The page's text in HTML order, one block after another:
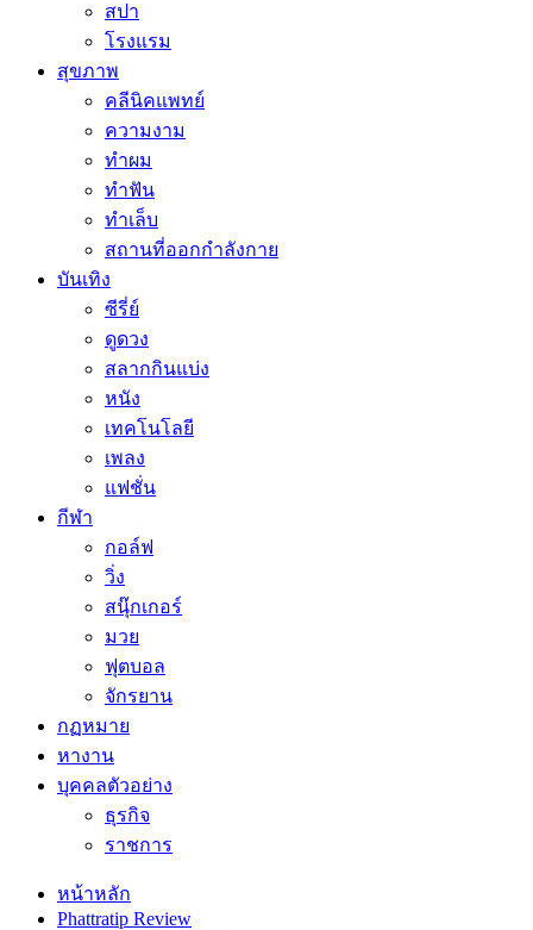
สปา
โรงแรม
สุขภาพ
คลีนิคแพทย์
ความงาม
ทำผม
ทำฟัน
ทำเล็บ
สถานที่ออกกำลังกาย
บันเทิง
ซีรี่ย์
ดูดวง
สลากกินแบ่ง
หนัง
เทคโนโลยี
เพลง
แฟชั่น
กีฬา
กอล์ฟ
วิ่ง
สนุ๊กเกอร์
มวย
ฟุตบอล
จักรยาน
กฏหมาย
หางาน
บุคคลตัวอย่าง
ธุรกิจ
ราชการ
หน้าหลัก
Phattratip Review